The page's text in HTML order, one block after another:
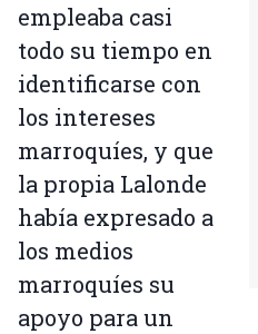
empleaba casi
todo su tiempo en
identificarse con
los intereses
marroquíes, y que
la propia Lalonde
había expresado a
los medios
marroquíes su
apoyo para un